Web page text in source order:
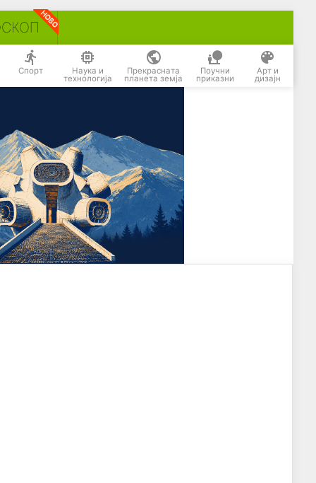
Спорт Наука и
технологија
Прекрасната
планета земја
Поучни
приказни
Арт и
дизајн